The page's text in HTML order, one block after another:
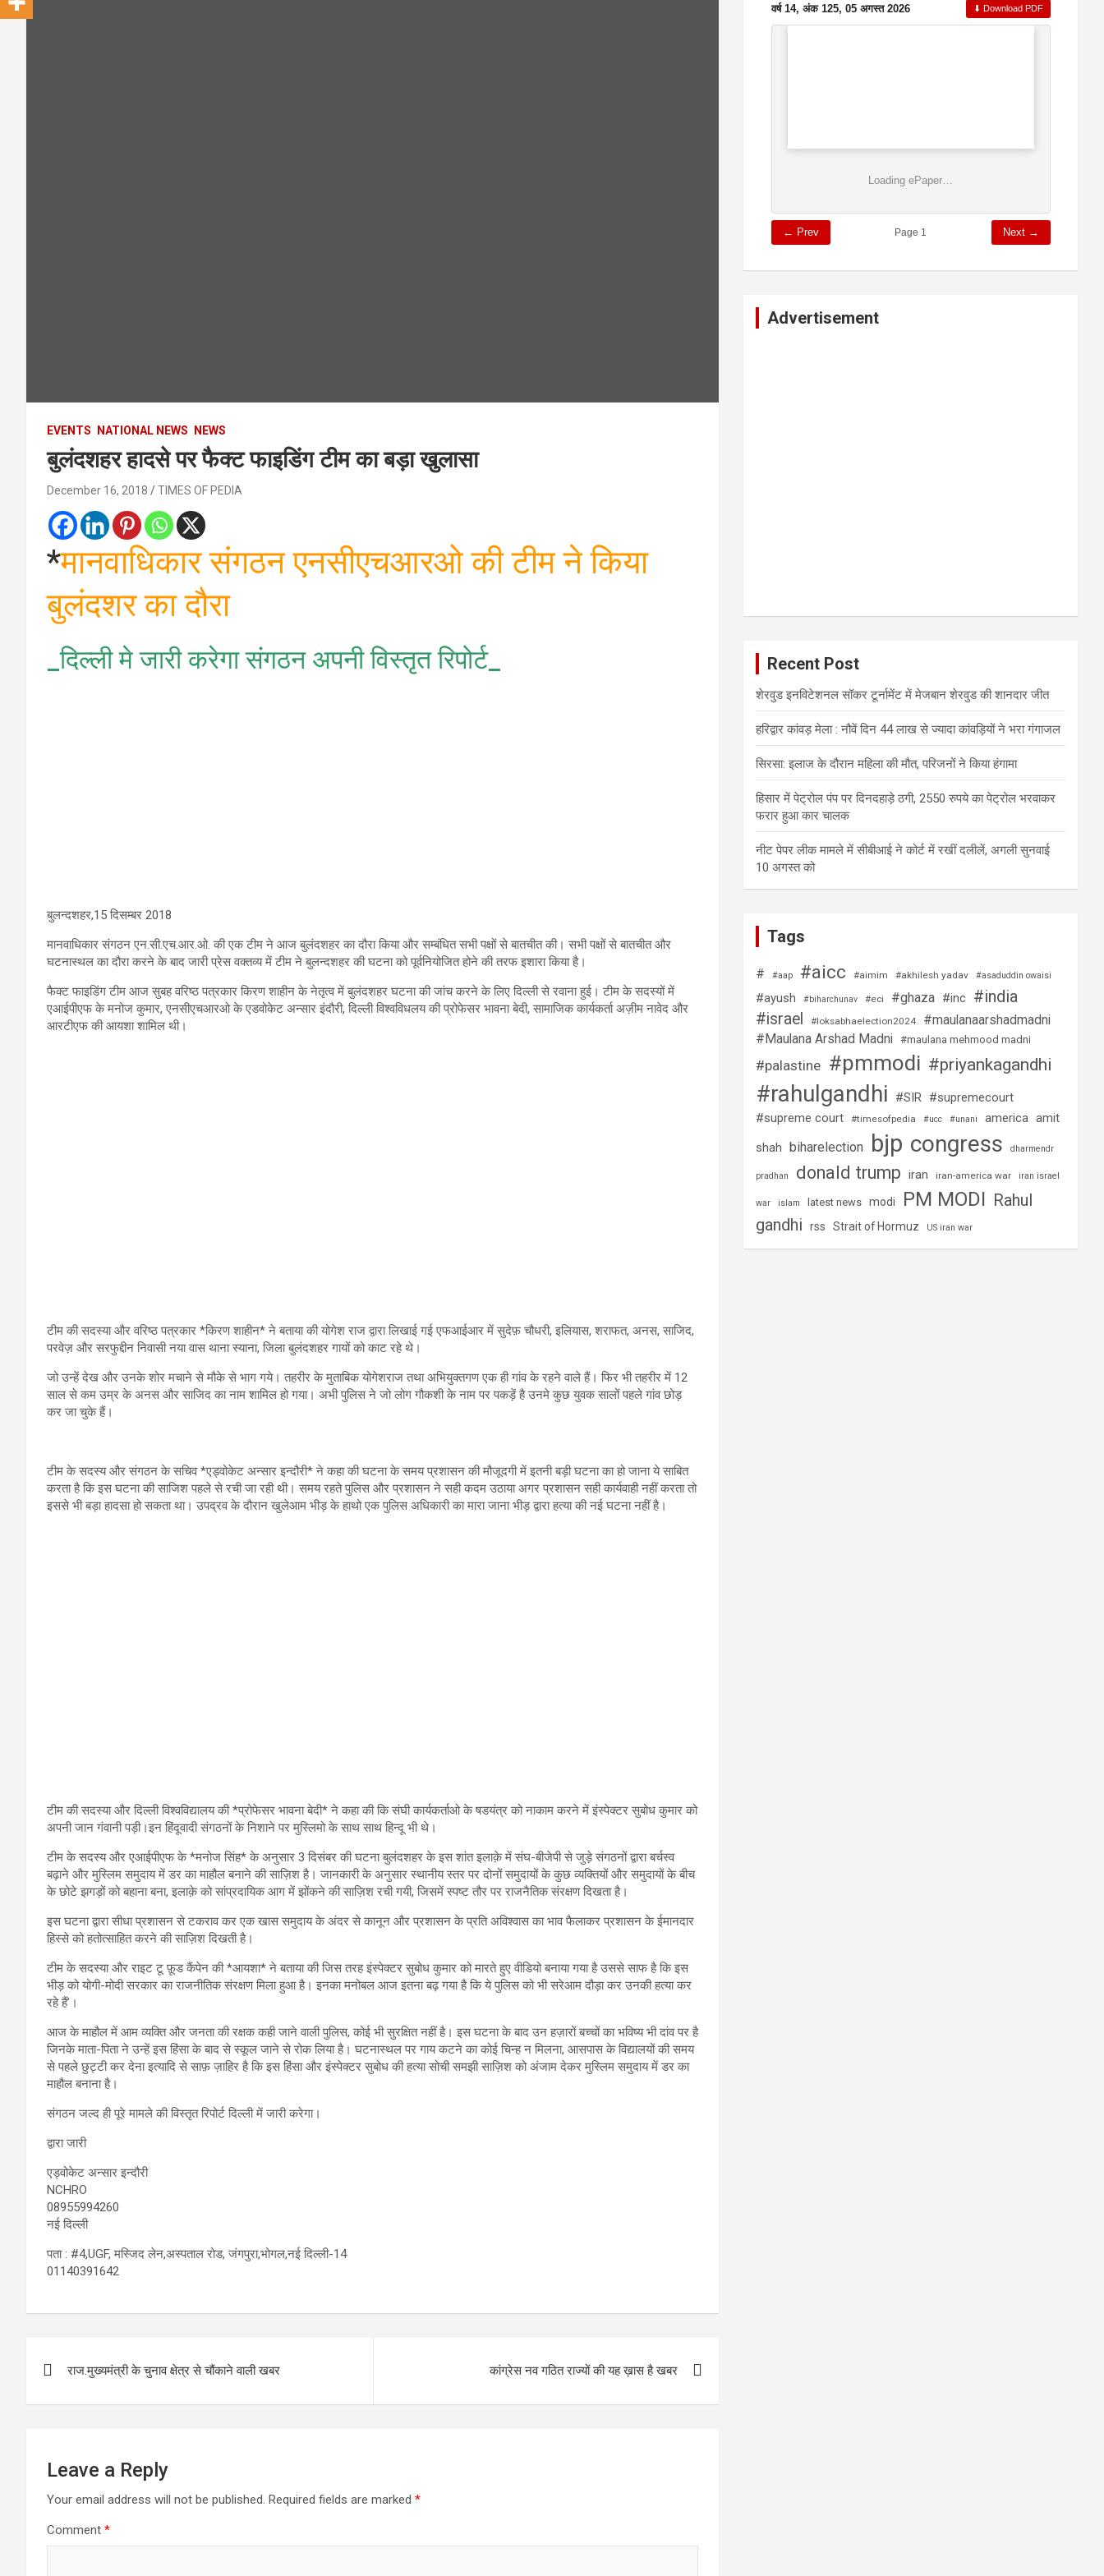
EVENTS NATIONAL NEWS NEWS
बुलंदशहर हादसे पर फैक्ट फाइडिंग टीम का बड़ा खुलासा
December 16, 2018 TIMES OF PEDIA
*मानवाधिकार संगठन एनसीएचआरओ की टीम ने किया
बुलंदशर का दौरा
_दिल्ली मे जारी करेगा संगठन अपनी विस्तृत रिपोर्ट_
बुलन्दशहर,15 दिसम्बर 2018
मानवाधिकार संगठन एन.सी.एच.आर.ओ. की एक टीम ने आज बुलंदशहर का दौरा किया और सम्बंधित सभी पक्षों से बातचीत की। सभी पक्षों से बातचीत और
घटनास्थल का दौरा करने के बाद जारी प्रेस वक्तव्य में टीम ने बुलन्दशहर की घटना को पूर्वनियोजित होने की तरफ इशारा किया है।
फैक्ट फाइडिंग टीम आज सुबह वरिष्ठ पत्रकार किरण शाहीन के नेतृत्व में बुलंदशहर घटना की जांच करने के लिए दिल्ली से रवाना हुई। टीम के सदस्यों में
एआईपीएफ के मनोज कुमार, एनसीएचआरओ के एडवोकेट अन्सार इंदौरी, दिल्ली विश्वविधलय की प्रोफेसर भावना बेदी, सामाजिक कार्यकर्ता अज़ीम नावेद और
आरटीएफ की आयशा शामिल थी।
टीम की सदस्या और वरिष्ठ पत्रकार *किरण शाहीन* ने बताया की योगेश राज द्वारा लिखाई गई एफआईआर में सुदेफ़ चौधरी, इलियास, शराफत, अनस, साजिद,
परवेज़ और सरफुद्दीन निवासी नया वास थाना स्याना, जिला बुलंदशहर गायों को काट रहे थे।
जो उन्हें देख और उनके शोर मचाने से मौके से भाग गये। तहरीर के मुताबिक योगेशराज तथा अभियुक्तगण एक ही गांव के रहने वाले हैं। फिर भी तहरीर में 12
साल से कम उम्र के अनस और साजिद का नाम शामिल हो गया। अभी पुलिस ने जो लोग गौकशी के नाम पर पकड़ें है उनमे कुछ युवक सालों पहले गांव छोड़
कर जा चुके हैं।
टीम के सदस्य और संगठन के सचिव *एड्वोकेट अन्सार इन्दौरी* ने कहा की घटना के समय प्रशासन की मौजूदगी में इतनी बड़ी घटना का हो जाना ये साबित
करता है कि इस घटना की साजिश पहले से रची जा रही थी। समय रहते पुलिस और प्रशासन ने सही कदम उठाया अगर प्रशासन सही कार्यवाही नहीं करता तो
इससे भी बड़ा हादसा हो सकता था। उपद्रव के दौरान खुलेआम भीड़ के हाथो एक पुलिस अधिकारी का मारा जाना भीड़ द्वारा हत्या की नई घटना नहीं है।
टीम की सदस्या और दिल्ली विश्वविद्यालय की *प्रोफेसर भावना बेदी* ने कहा की कि संघी कार्यकर्ताओ के षडयंत्र को नाकाम करने में इंस्पेक्टर सुबोध कुमार को
अपनी जान गंवानी पड़ी।इन हिंदूवादी संगठनों के निशाने पर मुस्लिमो के साथ साथ हिन्दू भी थे।
टीम के सदस्य और एआईपीएफ के *मनोज सिंह* के अनुसार 3 दिसंबर की घटना बुलंदशहर के इस शांत इलाक़े में संघ-बीजेपी से जुड़े संगठनों द्वारा बर्चस्व
बढ़ाने और मुस्लिम समुदाय में डर का माहौल बनाने की साज़िश है। जानकारी के अनुसार स्थानीय स्तर पर दोनों समुदायों के कुछ व्यक्तियों और समुदायों के बीच
के छोटे झगड़ों को बहाना बना, इलाक़े को सांप्रदायिक आग में झोंकने की साज़िश रची गयी, जिसमें स्पष्ट तौर पर राजनैतिक संरक्षण दिखता है।
इस घटना द्वारा सीधा प्रशासन से टकराव कर एक खास समुदाय के अंदर से कानून और प्रशासन के प्रति अविश्वास का भाव फैलाकर प्रशासन के ईमानदार
हिस्से को हतोत्साहित करने की साज़िश दिखती है।
टीम के सदस्या और राइट टू फ़ूड कैंपेन की *आयशा* ने बताया की जिस तरह इंस्पेक्टर सुबोध कुमार को मारते हुए वीडियो बनाया गया है उससे साफ है कि इस
भीड़ को योगी-मोदी सरकार का राजनीतिक संरक्षण मिला हुआ है। इनका मनोबल आज इतना बढ़ गया है कि ये पुलिस को भी सरेआम दौड़ा कर उनकी हत्या कर
रहे हैं’।
आज के माहौल में आम व्यक्ति और जनता की रक्षक कही जाने वाली पुलिस, कोई भी सुरक्षित नहीं है। इस घटना के बाद उन हज़ारों बच्चों का भविष्य भी दांव पर है
जिनके माता-पिता ने उन्हें इस हिंसा के बाद से स्कूल जाने से रोक लिया है। घटनास्थल पर गाय कटने का कोई चिन्ह न मिलना, आसपास के विद्यालयों की समय
से पहले छुट्टी कर देना इत्यादि से साफ़ ज़ाहिर है कि इस हिंसा और इंस्पेक्टर सुबोध की हत्या सोची समझी साज़िश को अंजाम देकर मुस्लिम समुदाय में डर का
माहौल बनाना है।
संगठन जल्द ही पूरे मामले की विस्तृत रिपोर्ट दिल्ली में जारी करेगा।
द्वारा जारी
एड्वोकेट अन्सार इन्दौरी
NCHRO
08955994260
नई दिल्ली
पता : #4,UGF, मस्जिद लेन,अस्पताल रोड, जंगपुरा,भोगल,नई दिल्ली-14
01140391642
navigation
राज.मुख्यमंत्री के चुनाव क्षेत्र से चौंकाने वाली खबर कांग्रेस नव गठित राज्यों की यह ख़ास है खबर
Leave a Reply
Your email address will not be published. Required fields are marked *
Comment *
वर्ष 14, अंक 125, 05 अगस्त 2026 ⬇ Download PDF
Loading ePaper…
← Prev Page 1 Next →
Advertisement
Recent Post
शेरवुड इनविटेशनल सॉकर टूर्नामेंट में मेजबान शेरवुड की शानदार जीत
हरिद्वार कांवड़ मेला : नौवें दिन 44 लाख से ज्यादा कांवड़ियों ने भरा गंगाजल
सिरसा: इलाज के दौरान महिला की मौत, परिजनों ने किया हंगामा
हिसार में पेट्रोल पंप पर दिनदहाड़े ठगी, 2550 रुपये का पेट्रोल भरवाकर
फरार हुआ कार चालक
नीट पेपर लीक मामले में सीबीआई ने कोर्ट में रखीं दलीलें, अगली सुनवाई
10 अगस्त को
Tags
# #aap #aicc #aimim #akhilesh yadav #asaduddin owaisi
#ayush #biharchunav #eci #ghaza #inc #india
#israel #loksabhaelection2024
#maulanaarshadmadni
#Maulana Arshad Madni
#maulana mehmood madni
#palastine #pmmodi #priyankagandhi
#rahulgandhi #SIR #supremecourt
#supreme court
#timesofpedia #ucc #unani america amit
shah biharelection bjp congress dharmendr
pradhan donald trump iran iran-america war iran israel
war islam latest news modi PM MODI Rahul
gandhi
rss Strait of Hormuz US iran war